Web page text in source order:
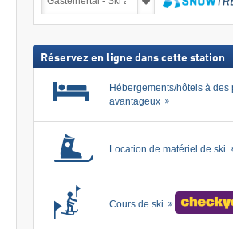
au
Réservez en ligne dans cette station
Hébergements/hôtels à des
avantageux
Location de matériel de ski
Cours de ski